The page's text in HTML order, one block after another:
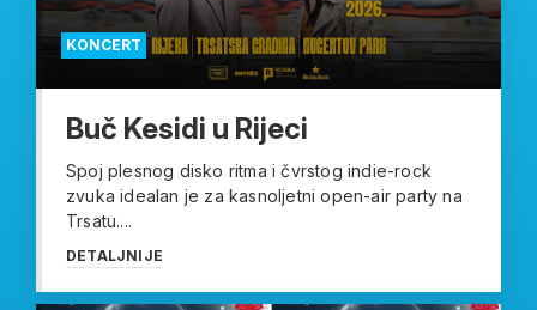
KONCERT
Buč Kesidi u Rijeci
Spoj plesnog disko ritma i čvrstog indie-rock
zvuka idealan je za kasnoljetni open-air party na
Trsatu....
DETALJNIJE